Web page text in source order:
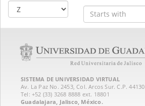
SISTEMA DE UNIVERSIDAD VIRTUAL
Av. La Paz No. 2453, Col. Arcos Sur. C.P. 44130
Tel: +52 (33) 3268 8888‏ ext. 18801
Guadalajara, Jalisco, México.